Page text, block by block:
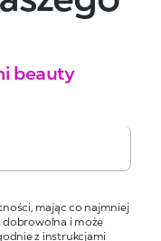
beauty
mając co najmniej
dobrowolna i może
z instrukcjami